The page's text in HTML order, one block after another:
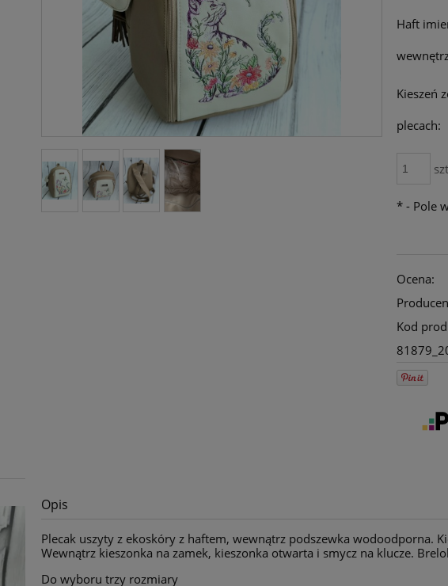
Haft
Kieszeń
plecach:
* - Pole
Ocena:
Kod
Opis
Plecak uszyty z ekoskóry z haftem, wewnątrz podszewka wodoodporna.
Wewnątrz kieszonka na zamek, kieszonka otwarta i smycz na klucze.
Do wyboru trzy rozmiary